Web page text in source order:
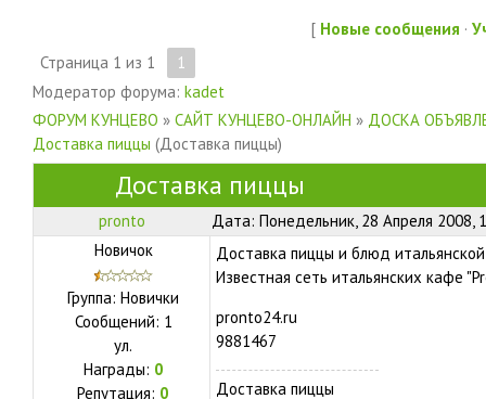
[ Новые сообщения ·
Страница 1 из 1
1
Модератор форума: kadet
ФОРУМ КУНЦЕВО » САЙТ КУНЦЕВО-ОНЛАЙН » ДОСКА
Доставка пиццы (Доставка пиццы)
Доставка пиццы
pronto
Дата: Понедельник, 28 Апреля 2008,
Новичок
Группа: Новички
Сообщений: 1
ул.
Награды: 0
Репутация: 0
Доставка пиццы и блюд
Известная сеть итальянских кафе
pronto24.ru
9881467
Доставка пиццы